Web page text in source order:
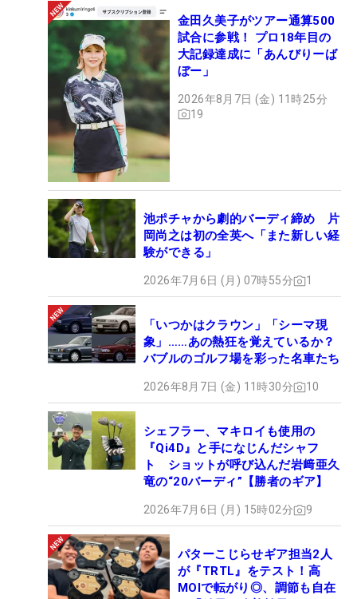
金田久美子がツアー通算500
試合に参戦！ プロ18年目の
大記録達成に「あんびりーば
ぼー」
2026年8月7日 (金) 11時25分
19
池ポチャから劇的バーディ締め 片
岡尚之は初の全英へ「また新しい経
験ができる」
2026年7月6日 (月) 07時55分 1
「いつかはクラウン」「シーマ現
象」……あの熱狂を覚えているか？
バブルのゴルフ場を彩った名車たち
2026年8月7日 (金) 11時30分 10
シェフラー、マキロイも使用の
『Qi4D』と手になじんだシャフ
ト ショットが呼び込んだ岩﨑亜久
竜の“20バーディ”【勝者のギア】
2026年7月6日 (月) 15時02分 9
パターこじらせギア担当2人
が『TRTL』をテスト！高
MOIで転がり◎、調節も自在